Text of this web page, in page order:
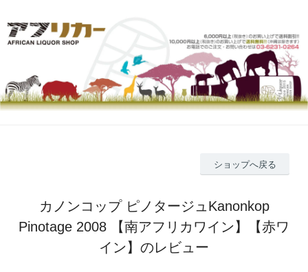
ショップへ戻る
カノンコップ ピノタージュKanonkop
Pinotage 2008 【南アフリカワイン】【赤ワ
イン】のレビュー